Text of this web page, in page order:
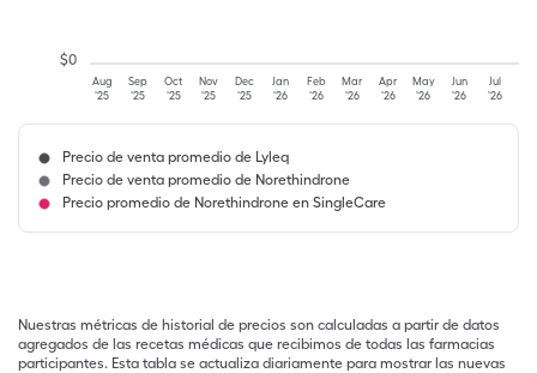
Aug
'25
Sep
'25
Oct
'25
Nov
'25
Dec
'25
Jan
'26
Feb
'26
Mar
'26
Apr
'26
May
'26
Jun
'26
Jul
'26
$0
Precio de venta promedio de Lyleq
Precio de venta promedio de Norethindrone
Precio promedio de Norethindrone en SingleCare
Nuestras métricas de historial de precios son calculadas a partir de datos
agregados de las recetas médicas que recibimos de todas las farmacias
participantes. Esta tabla se actualiza diariamente para mostrar las nuevas